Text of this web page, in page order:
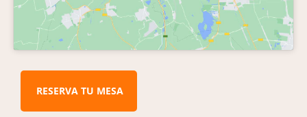
RESERVA TU MESA